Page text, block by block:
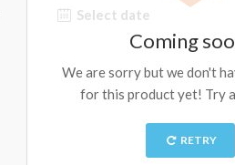
Select date
Coming
We are sorry but we don't
for this product yet! Try
RETRY